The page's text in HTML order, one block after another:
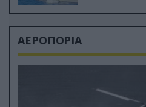
ΑΕΡΟΠΟΡΙΑ